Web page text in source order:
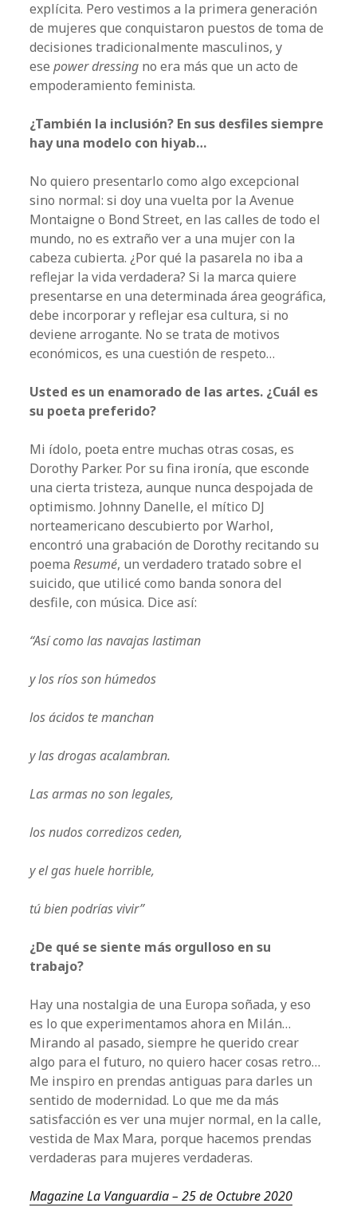
explícita. Pero vestimos a la primera generación
de mujeres que conquistaron puestos de toma de
decisiones tradicionalmente masculinos, y
esepower dressing no era más que un acto de
empoderamiento feminista.
¿También la inclusión? En sus desfiles siempre
hay una modelo con hiyab…
No quiero presentarlo como algo excepcional
sino normal: si doy una vuelta por la Avenue
Montaigne o Bond Street, en las calles de todo el
mundo, no es extraño ver a una mujer con la
cabeza cubierta. ¿Por qué la pasarela no iba a
reflejar la vida verdadera? Si la marca quiere
presentarse en una determinada área geográfica,
debe incorporar y reflejar esa cultura, si no
deviene arrogante. No se trata de motivos
económicos, es una cuestión de respeto…
Usted es un enamorado de las artes. ¿Cuál es
su poeta preferido?
Mi ídolo, poeta entre muchas otras cosas, es
Dorothy Parker. Por su fina ironía, que esconde
una cierta tristeza, aunque nunca despojada de
optimismo. Johnny Danelle, el mítico DJ
norteamericano descubierto por Warhol,
encontró una grabación de Dorothy recitando su
poemaResumé, un verdadero tratado sobre el
suicido, que utilicé como banda sonora del
desfile, con música. Dice así:
“Así como las navajas lastiman
y los ríos son húmedos
los ácidos te manchan
y las drogas acalambran.
Las armas no son legales,
los nudos corredizos ceden,
y el gas huele horrible,
tú bien podrías vivir”
¿De qué se siente más orgulloso en su
trabajo?
Hay una nostalgia de una Europa soñada, y eso
es lo que experimentamos ahora en Milán…
Mirando al pasado, siempre he querido crear
algo para el futuro, no quiero hacer cosas retro…
Me inspiro en prendas antiguas para darles un
sentido de modernidad. Lo que me da más
satisfacción es ver una mujer normal, en la calle,
vestida de Max Mara, porque hacemos prendas
verdaderas para mujeres verdaderas.
Magazine La Vanguardia – 25 de Octubre 2020